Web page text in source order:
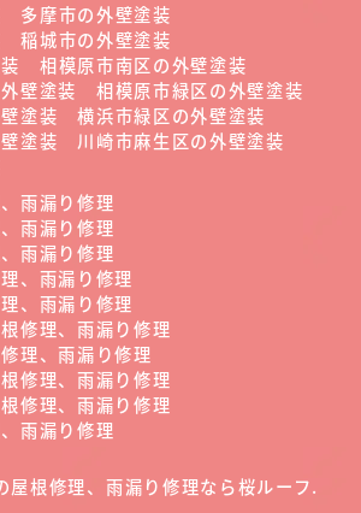
多摩市の外壁塗装
稲城市の外壁塗装
相模原市南区の外壁塗装
壁塗装
相模原市緑区の外壁塗装
塗装
横浜市緑区の外壁塗装
塗装
川崎市麻生区の外壁塗装
雨漏り修理
雨漏り修理
雨漏り修理
、雨漏り修理
、雨漏り修理
修理、雨漏り修理
理、雨漏り修理
修理、雨漏り修理
修理、雨漏り修理
雨漏り修理
屋根修理、雨漏り修理なら桜ルーフ.